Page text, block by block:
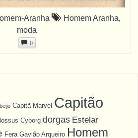
Aranha Homem Aranha,
moda
0
beijo Capitã Marvel Capitão
Cyborg dorgas Estelar
Fera Gavião Arqueiro Homem